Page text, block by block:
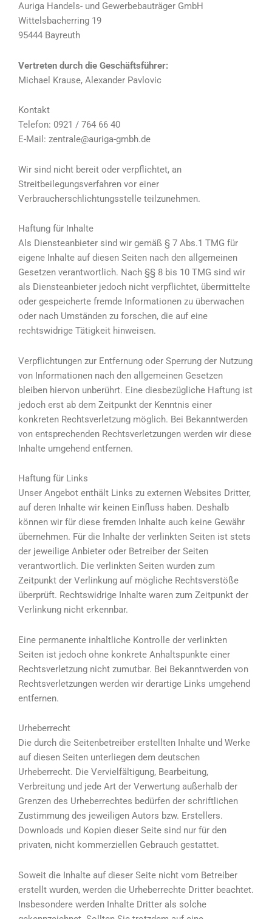
Auriga Handels- und Gewerbebauträger GmbH
Wittelsbacherring 19
95444 Bayreuth
Vertreten durch die Geschäftsführer:
Michael Krause, Alexander Pavlovic
Kontakt
Telefon: 0921 / 764 66 40
E-Mail: zentrale@auriga-gmbh.de
Wir sind nicht bereit oder verpflichtet, an
Streitbeilegungsverfahren vor einer
Verbraucherschlichtungsstelle teilzunehmen.
Haftung für Inhalte
Als Diensteanbieter sind wir gemäß § 7 Abs.1 TMG für
eigene Inhalte auf diesen Seiten nach den allgemeinen
Gesetzen verantwortlich. Nach §§ 8 bis 10 TMG sind wir
als Diensteanbieter jedoch nicht verpflichtet, übermittelte
oder gespeicherte fremde Informationen zu überwachen
oder nach Umständen zu forschen, die auf eine
rechtswidrige Tätigkeit hinweisen.
Verpflichtungen zur Entfernung oder Sperrung der Nutzung
von Informationen nach den allgemeinen Gesetzen
bleiben hiervon unberührt. Eine diesbezügliche Haftung ist
jedoch erst ab dem Zeitpunkt der Kenntnis einer
konkreten Rechtsverletzung möglich. Bei Bekanntwerden
von entsprechenden Rechtsverletzungen werden wir diese
Inhalte umgehend entfernen.
Haftung für Links
Unser Angebot enthält Links zu externen Websites Dritter,
auf deren Inhalte wir keinen Einfluss haben. Deshalb
können wir für diese fremden Inhalte auch keine Gewähr
übernehmen. Für die Inhalte der verlinkten Seiten ist stets
der jeweilige Anbieter oder Betreiber der Seiten
verantwortlich. Die verlinkten Seiten wurden zum
Zeitpunkt der Verlinkung auf mögliche Rechtsverstöße
überprüft. Rechtswidrige Inhalte waren zum Zeitpunkt der
Verlinkung nicht erkennbar.
Eine permanente inhaltliche Kontrolle der verlinkten
Seiten ist jedoch ohne konkrete Anhaltspunkte einer
Rechtsverletzung nicht zumutbar. Bei Bekanntwerden von
Rechtsverletzungen werden wir derartige Links umgehend
entfernen.
Urheberrecht
Die durch die Seitenbetreiber erstellten Inhalte und Werke
auf diesen Seiten unterliegen dem deutschen
Urheberrecht. Die Vervielfältigung, Bearbeitung,
Verbreitung und jede Art der Verwertung außerhalb der
Grenzen des Urheberrechtes bedürfen der schriftlichen
Zustimmung des jeweiligen Autors bzw. Erstellers.
Downloads und Kopien dieser Seite sind nur für den
privaten, nicht kommerziellen Gebrauch gestattet.
Soweit die Inhalte auf dieser Seite nicht vom Betreiber
erstellt wurden, werden die Urheberrechte Dritter beachtet.
Insbesondere werden Inhalte Dritter als solche